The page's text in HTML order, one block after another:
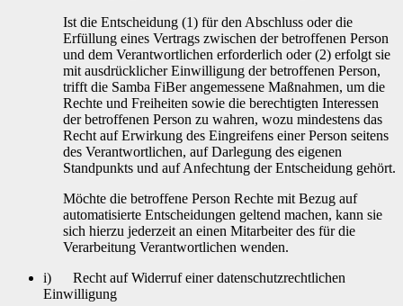
Ist die Entscheidung (1) für den Abschluss oder die
Erfüllung eines Vertrags zwischen der betroffenen Person
und dem Verantwortlichen erforderlich oder (2) erfolgt sie
mit ausdrücklicher Einwilligung der betroffenen Person,
trifft die Samba FiBer angemessene Maßnahmen, um die
Rechte und Freiheiten sowie die berechtigten Interessen
der betroffenen Person zu wahren, wozu mindestens das
Recht auf Erwirkung des Eingreifens einer Person seitens
des Verantwortlichen, auf Darlegung des eigenen
Standpunkts und auf Anfechtung der Entscheidung gehört.
Möchte die betroffene Person Rechte mit Bezug auf
automatisierte Entscheidungen geltend machen, kann sie
sich hierzu jederzeit an einen Mitarbeiter des für die
Verarbeitung Verantwortlichen wenden.
i) Recht auf Widerruf einer datenschutzrechtlichen
Einwilligung